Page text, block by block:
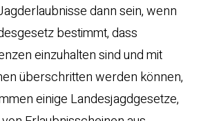
dann sein, wenn
bestimmt, dass
einzuhalten sind und mit
überschritten werden können,
einige Landesjagdgesetze,